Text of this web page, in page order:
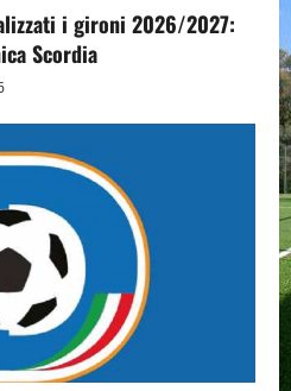
i gironi 2026/2027:
Scordia